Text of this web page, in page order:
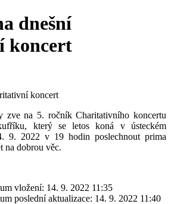
dnešní
koncert
koncert
zve na 5. ročník Charitativního koncertu
který se letos koná v ústeckém
9. 2022 v 19 hodin poslechnout prima
na dobrou věc.
vložení: 14. 9. 2022 11:35
poslední aktualizace: 14. 9. 2022 11:40